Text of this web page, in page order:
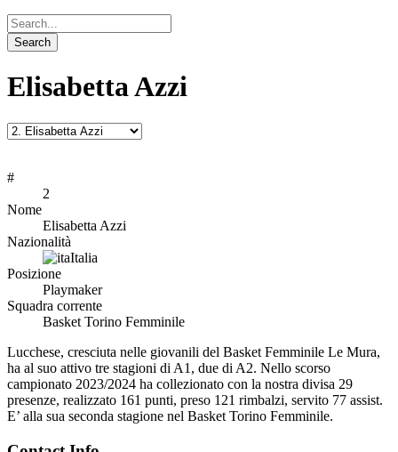
Elisabetta Azzi
#
2
Nome
Elisabetta Azzi
Nazionalità
Italia
Posizione
Playmaker
Squadra corrente
Basket Torino Femminile
Lucchese, cresciuta nelle giovanili del Basket Femminile Le Mura,
ha al suo attivo tre stagioni di A1, due di A2. Nello scorso
campionato 2023/2024 ha collezionato con la nostra divisa 29
presenze, realizzato 161 punti, preso 121 rimbalzi, servito 77 assist.
E’ alla sua seconda stagione nel Basket Torino Femminile.